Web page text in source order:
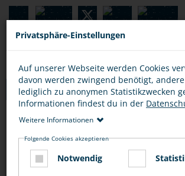
TIPPS
URHEBERRECHT IM INTERNET
Benutze nur legale Download-
Privatsphäre-Einstellungen
Auf unserer Webseite werden Cookies
davon werden zwingend benötigt,
lediglich zu anonymen Statistikzwecken
Informationen findest du in der
Weitere Informationen
Folgende Cookies akzeptieren
Notwendig